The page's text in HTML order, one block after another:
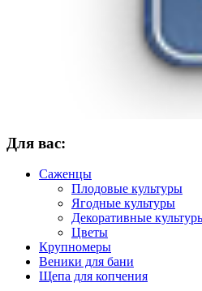
Для вас:
Саженцы
Плодовые культуры
Ягодные культуры
Декоративные
Цветы
Крупномеры
Веники для бани
Щепа для копчения